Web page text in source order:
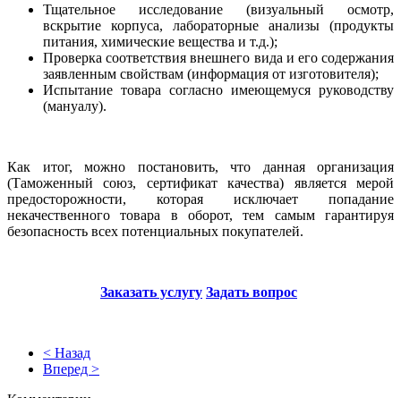
Тщательное исследование (визуальный осмотр,
вскрытие корпуса, лабораторные анализы (продукты
питания, химические вещества и т.д.);
Проверка соответствия внешнего вида и его содержания
заявленным свойствам (информация от изготовителя);
Испытание товара согласно имеющемуся руководству
(мануалу).
Как итог, можно постановить, что данная организация
(Таможенный союз, сертификат качества) является мерой
предосторожности, которая исключает попадание
некачественного товара в оборот, тем самым гарантируя
безопасность всех потенциальных покупателей.
Заказать услугу Задать вопрос
< Назад
Вперед >